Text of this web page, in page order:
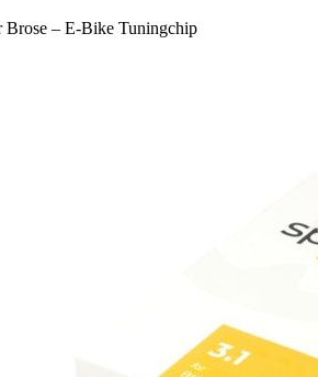
Brose – E-Bike Tuningchip